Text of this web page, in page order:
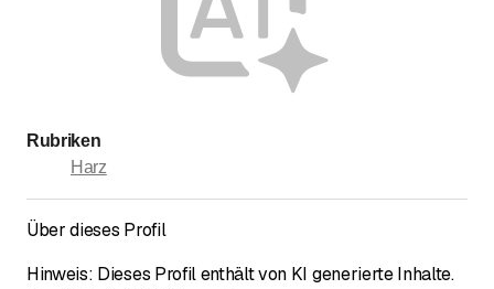
Rubriken
Harz
Über dieses Profil
Hinweis: Dieses Profil enthält von KI generierte Inhalte.